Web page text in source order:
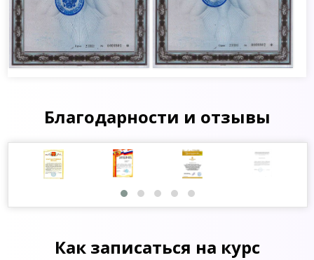
Благодарности и отзывы
Как записаться на курс